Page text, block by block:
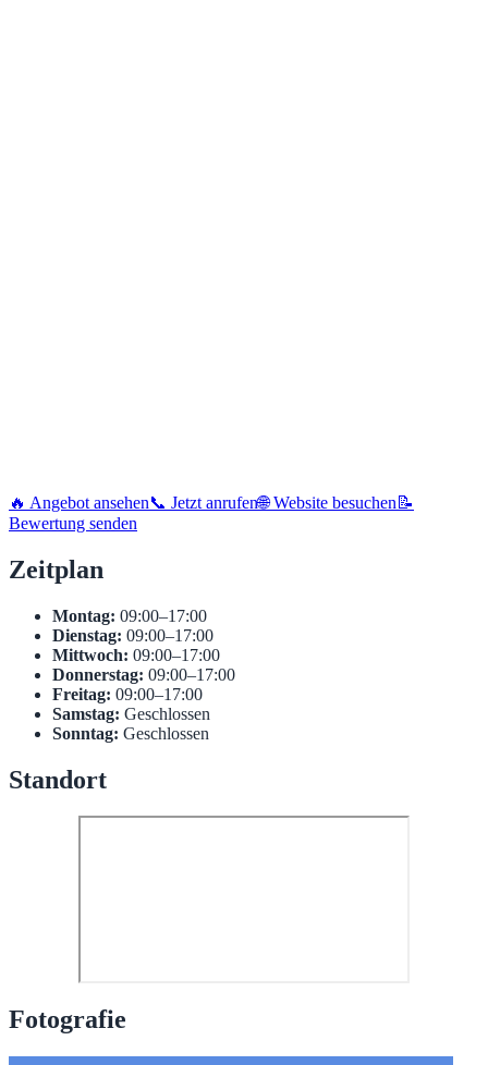
🔥 Angebot ansehen📞 Jetzt anrufen🌐 Website besuchen 📝
Bewertung senden
Zeitplan
Montag: 09:00–17:00
Dienstag: 09:00–17:00
Mittwoch: 09:00–17:00
Donnerstag: 09:00–17:00
Freitag: 09:00–17:00
Samstag: Geschlossen
Sonntag: Geschlossen
Standort
Fotografie